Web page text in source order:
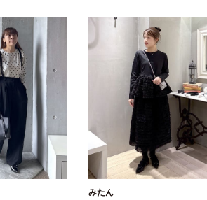
みたん